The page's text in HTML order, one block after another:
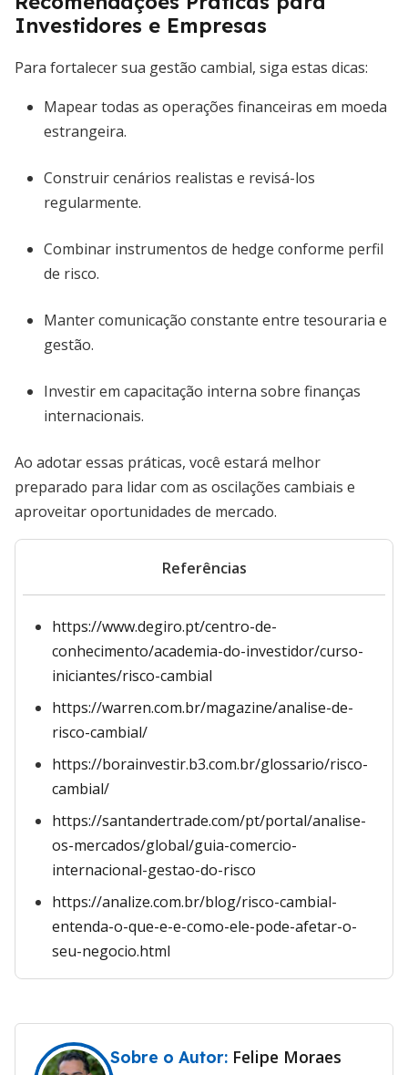
Investidores e Empresas
Para fortalecer sua gestão cambial, siga estas dicas:
Mapear todas as operações financeiras em moeda
estrangeira.
Construir cenários realistas e revisá-los
regularmente.
Combinar instrumentos de hedge conforme perfil
de risco.
Manter comunicação constante entre tesouraria e
gestão.
Investir em capacitação interna sobre finanças
internacionais.
Ao adotar essas práticas, você estará melhor
preparado para lidar com as oscilações cambiais e
aproveitar oportunidades de mercado.
Referências
https://www.degiro.pt/centro-de-
conhecimento/academia-do-investidor/curso-
iniciantes/risco-cambial
https://warren.com.br/magazine/analise-de-
risco-cambial/
https://borainvestir.b3.com.br/glossario/risco-
cambial/
https://santandertrade.com/pt/portal/analise-
os-mercados/global/guia-comercio-
internacional-gestao-do-risco
https://analize.com.br/blog/risco-cambial-
entenda-o-que-e-e-como-ele-pode-afetar-o-
seu-negocio.html
Sobre o Autor: Felipe Moraes